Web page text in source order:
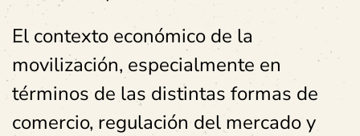
El contexto económico de la
movilización, especialmente en
términos de las distintas formas de
comercio, regulación del mercado y